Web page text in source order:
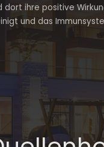
dort ihre positive
und das